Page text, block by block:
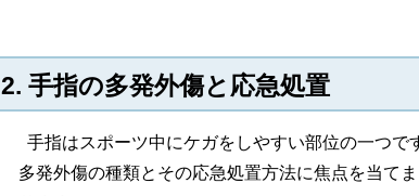
2. 手指の多発外傷と応急処置
手指はスポーツ中にケガをしやすい部位の一つ
多発外傷の種類とその応急処置方法に焦点を当て